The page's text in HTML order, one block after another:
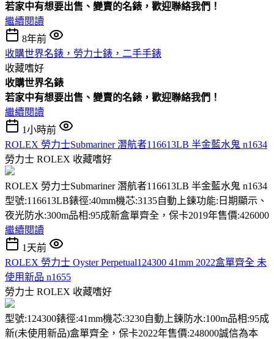
若家中有想要出售、變賣的名錶，歡迎聯絡我們！
繼續閱讀
8年前
收購世界名錶，勞力士錶，二手手錶
收藏嗜好
收購世界名錶
若家中有想要出售、變賣的名錶，歡迎聯絡我們！
繼續閱讀
1小時前
ROLEX 勞力士Submariner 潛航者116613LB 半金藍水鬼 n1634
勞力士 ROLEX 收藏嗜好
ROLEX 勞力士Submariner 潛航者116613LB 半金藍水鬼 n1634
型號:116613LB錶徑:40mm機芯:3135自動上鍊功能:日期顯示、
夜光防水:300m品相:95成新盒單齊全，保卡2019年售價:426000
繼續閱讀
1天前
ROLEX 勞力士 Oyster Perpetual124300 41mm 2022盒單齊全 未
使用新品 n1655
勞力士 ROLEX 收藏嗜好
型號:124300錶徑:41mm機芯:3230自動上鍊防水:100m品相:95成
新(未使用新品)盒單齊全，保卡2022年售價:248000誠信為本